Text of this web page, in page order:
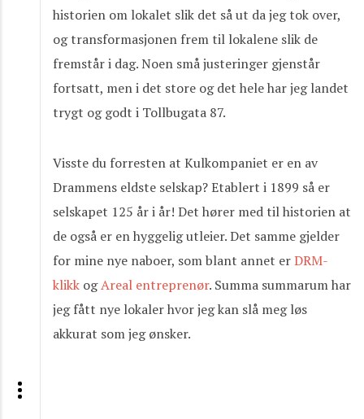
historien om lokalet slik det så ut da jeg tok over,
og transformasjonen frem til lokalene slik de
fremstår i dag. Noen små justeringer gjenstår
fortsatt, men i det store og det hele har jeg landet
trygt og godt i Tollbugata 87.
Visste du forresten at Kulkompaniet er en av
Drammens eldste selskap? Etablert i 1899 så er
selskapet 125 år i år! Det hører med til historien at
de også er en hyggelig utleier. Det samme gjelder
for mine nye naboer, som blant annet erDRM-
klikk ogAreal entreprenør. Summa summarum har
jeg fått nye lokaler hvor jeg kan slå meg løs
akkurat som jeg ønsker.